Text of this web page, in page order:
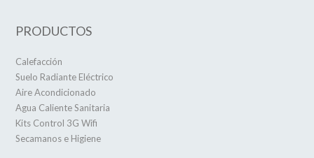
PRODUCTOS
Calefacción
Suelo Radiante Eléctrico
Aire Acondicionado
Agua Caliente Sanitaria
Kits Control 3G Wifi
Secamanos e Higiene